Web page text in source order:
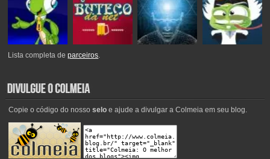
Lista completa deparceiros.
Copie o código do nosso seloe ajude a divulgar a Colmeia em seu blog.